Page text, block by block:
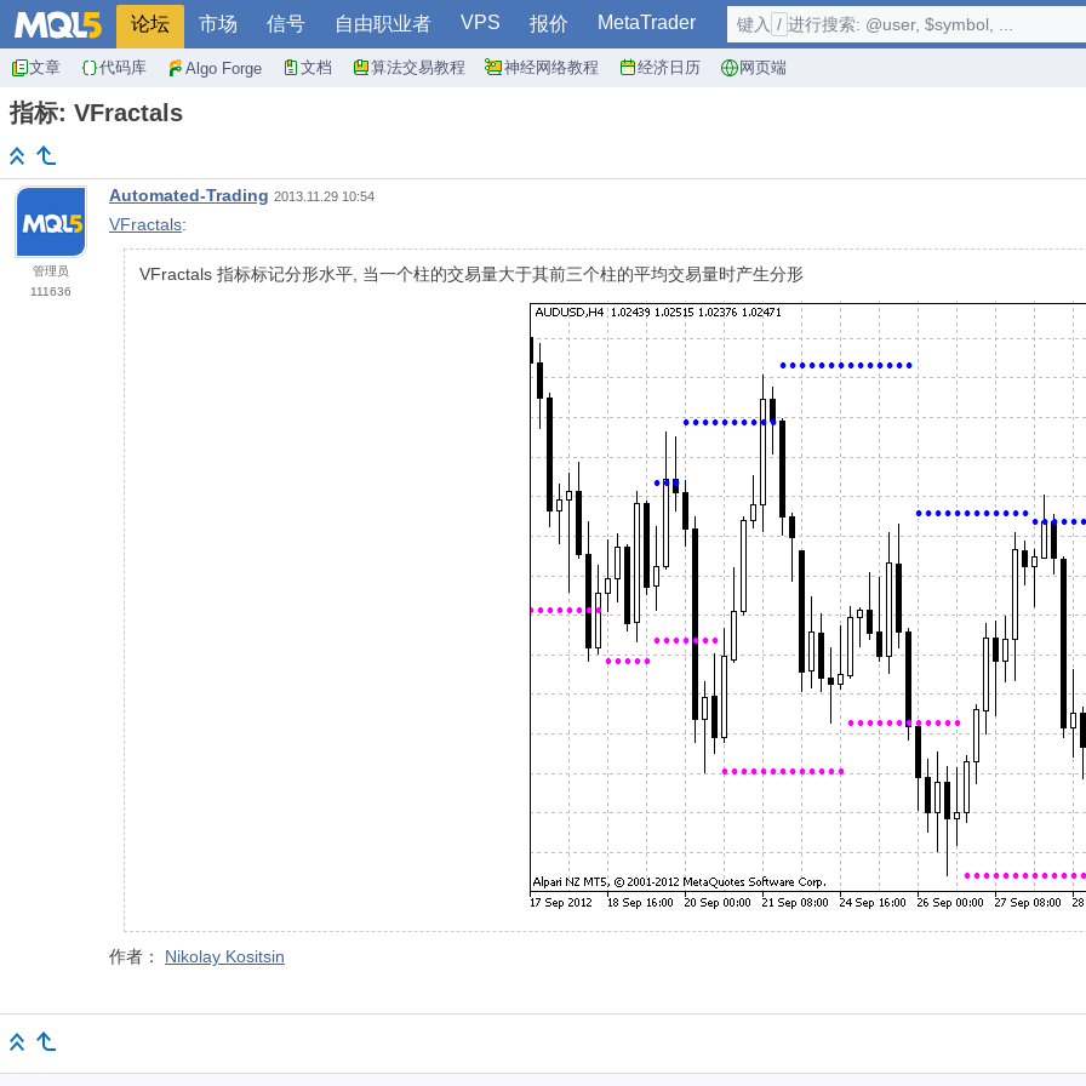
论坛 市场 信号 自由职业者 VPS 报价 MetaTrader
文章 代码库 Algo Forge 文档 算法交易教程 神经网络教程 经济日历 网页端
键入 / 进行搜索: @user, $symbol, ...
指标: VFractals
管理员
111636
Automated-Trading 2013.11.29 10:54
VFractals:
VFractals 指标标记分形水平, 当一个柱的交易量大于其前三个柱的平均交易量时产生分形
作者： Nikolay Kositsin